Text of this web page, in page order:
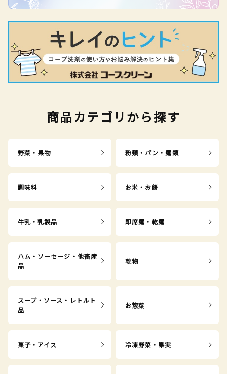
商品カテゴリから探す
野菜・果物 粉類・パン・麺類
調味料 お米・お餅
牛乳・乳製品 即席麺・乾麺
ハム・ソーセージ・他畜産
品
乾物
スープ・ソース・レトルト
品
お惣菜
菓子・アイス 冷凍野菜・果実